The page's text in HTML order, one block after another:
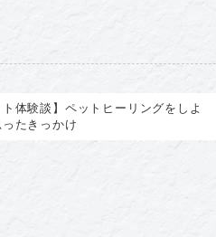
ト体験談】ペットヒーリングをしよ
ったきっかけ